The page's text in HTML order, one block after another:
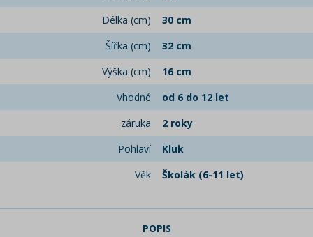
Délka (cm)
30 cm
Šířka (cm)
32 cm
Výška (cm)
16 cm
Vhodné
od 6 do 12 let
záruka
2 roky
Pohlaví
Kluk
Věk
Školák (6-11 let)
POPIS